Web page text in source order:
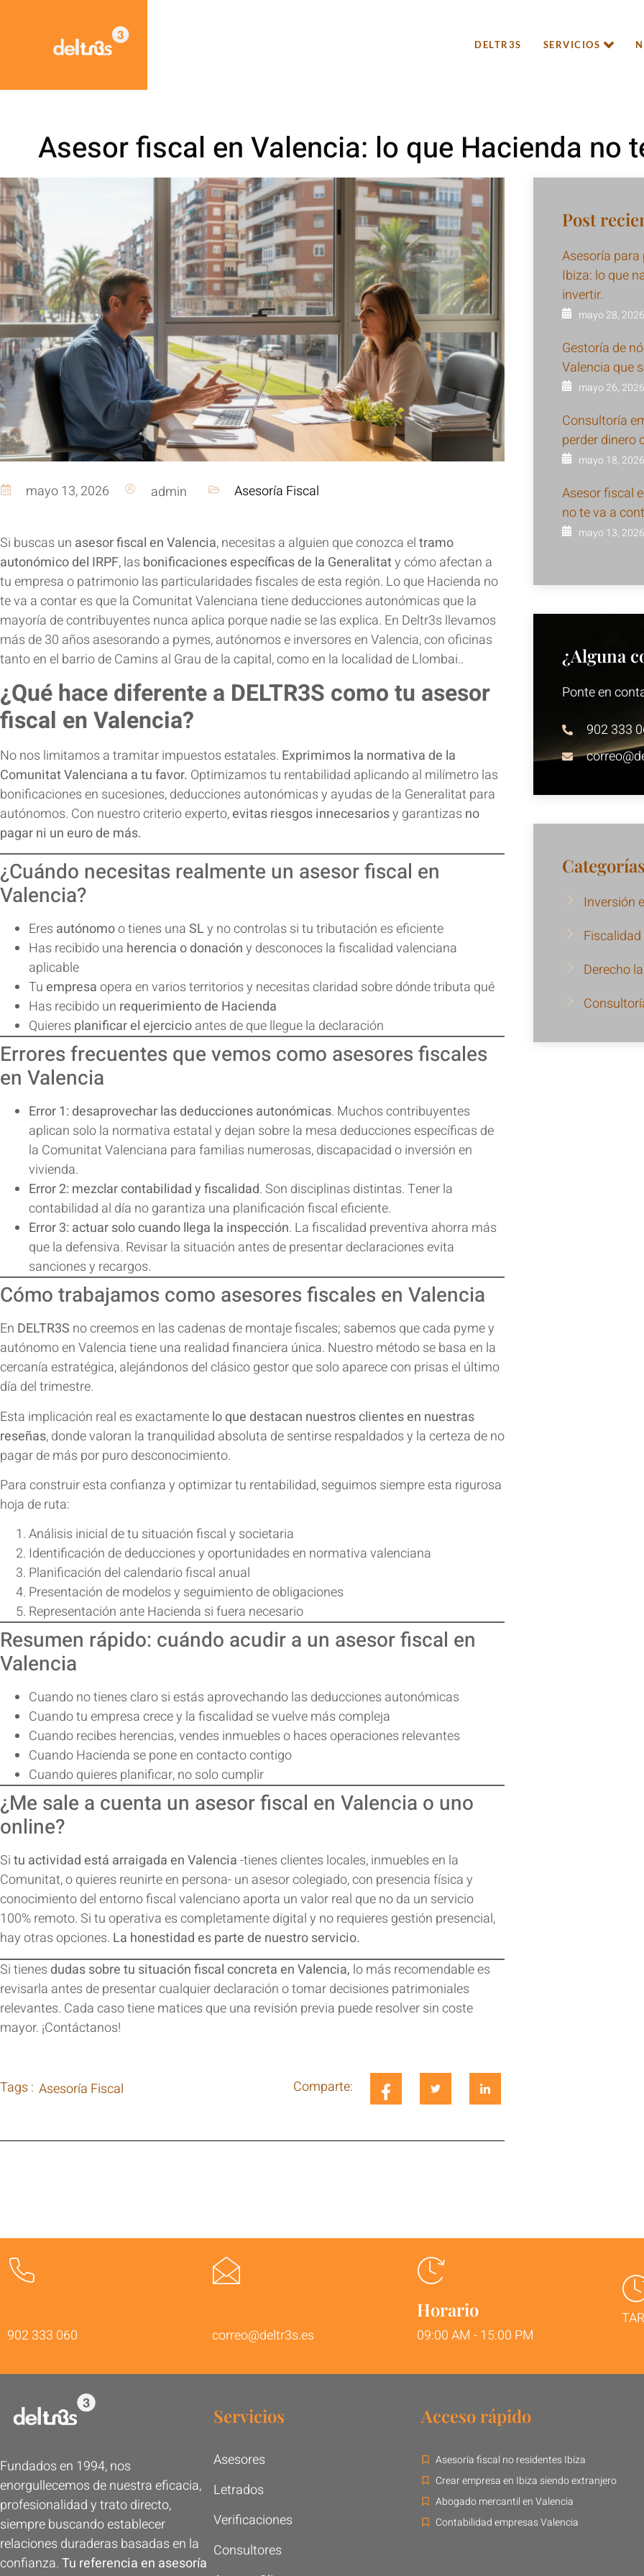
DELTR3S SERVICIOS
Asesor fiscal en Valencia: lo que Hacienda no
mayo 13, 2026 admin Asesoría Fiscal
Si buscas un asesor fiscal en Valencia, necesitas a alguien que conozca eltramo
autonómico del IRPF, lasbonificaciones específicas de la Generalitaty cómo afectan a
tu empresa o patrimonio las particularidades fiscales de esta región. Lo que Hacienda no
te va a contar es que la Comunitat Valenciana tiene deducciones autonómicas que la
mayoría de contribuyentes nunca aplica porque nadie se las explica. En Deltr3s llevamos
más de 30 años asesorando a pymes, autónomos e inversores en Valencia, con oficinas
tanto en el barrio de Camins al Grau de la capital, como en la localidad de Llombai..
¿Qué hace diferente a DELTR3S como tu asesor
fiscal en Valencia?
No nos limitamos a tramitar impuestos estatales. Exprimimos la normativa de la
Comunitat Valenciana a tu favor. Optimizamos tu rentabilidad aplicando al milímetro las
bonificaciones en sucesiones, deducciones autonómicas y ayudas de la Generalitat para
autónomos. Con nuestro criterio experto,evitas riesgos innecesariosy garantizasno
pagar ni un euro de más.
¿Cuándo necesitas realmente un asesor fiscal en
Valencia?
Eresautónomoo tienes unaSLy no controlas si tu tributación es eficiente
Has recibido una herencia o donacióny desconoces la fiscalidad valenciana
aplicable
Tuempresaopera en varios territorios y necesitas claridad sobre dónde tributa qué
Has recibido un requerimiento de Hacienda
Quieresplanificar el ejercicioantes de que llegue la declaración
Errores frecuentes que vemos como asesores fiscales
en Valencia
Error 1: desaprovechar las deducciones autonómicas. Muchos contribuyentes
aplican solo la normativa estatal y dejan sobre la mesa deducciones específicas de
la Comunitat Valenciana para familias numerosas, discapacidad o inversión en
vivienda.
Error 2: mezclar contabilidad y fiscalidad. Son disciplinas distintas. Tener la
contabilidad al día no garantiza una planificación fiscal eficiente.
Error 3: actuar solo cuando llega la inspección. La fiscalidad preventiva ahorra más
que la defensiva. Revisar la situación antes de presentar declaraciones evita
sanciones y recargos.
Cómo trabajamos como asesores fiscales en Valencia
En DELTR3S no creemos en las cadenas de montaje fiscales; sabemos que cada pyme y
autónomo en Valencia tiene una realidad financiera única. Nuestro método se basa en la
cercanía estratégica, alejándonos del clásico gestor que solo aparece con prisas el último
día del trimestre.
Esta implicación real es exactamentelo que destacan nuestros clientes en nuestras
reseñas, donde valoran la tranquilidad absoluta de sentirse respaldados y la certeza de no
pagar de más por puro desconocimiento.
Para construir esta confianza y optimizar tu rentabilidad, seguimos siempre esta rigurosa
hoja de ruta:
Análisis inicial de tu situación fiscal y societaria
Identificación de deducciones y oportunidades en normativa valenciana
Planificación del calendario fiscal anual
Presentación demodelosy seguimiento de obligaciones
Representación ante Hacienda si fuera necesario
Resumen rápido: cuándo acudir a un asesor fiscal en
Valencia
Cuando no tienes claro si estás aprovechando las deducciones autonómicas
Cuando tu empresa crece y la fiscalidad se vuelve más compleja
Cuando recibes herencias, vendes inmuebles o haces operaciones relevantes
Cuando Hacienda se pone en contacto contigo
Cuando quieres planificar, no solo cumplir
¿Me sale a cuenta un asesor fiscal en Valencia o uno
online?
Situ actividad está arraigada en Valencia-tienes clientes locales, inmuebles en la
Comunitat, o quieres reunirte en persona- un asesor colegiado, con presencia física y
conocimiento del entorno fiscal valenciano aporta un valor real que no da un servicio
100% remoto. Si tu operativa es completamente digital y no requieres gestión presencial,
hay otras opciones. La honestidad es parte de nuestro servicio.
Si tienesdudas sobre tu situación fiscal concreta en Valencia, lo más recomendable es
revisarla antes de presentar cualquier declaración o tomar decisiones patrimoniales
relevantes. Cada caso tiene matices que una revisión previa puede resolver sin coste
mayor. ¡Contáctanos!
Tags : Asesoría Fiscal Comparte:
Post
Asesoría
Ibiza: lo que
invertir.
mayo 28, 2026
Gestoría de
Valencia que
mayo 26, 2026
Consultoría
perder dinero
mayo 18, 2026
Asesor fiscal
no te va a
mayo 13, 2026
¿Alguna
Ponte en
902 333
Categorías
Inversión
Derecho
902 333 060 correo@deltr3s.es
Horario
09:00 AM - 15:00 PM
Fundados en 1994, nos
enorgullecemos de nuestra eficacia,
profesionalidad y trato directo,
siempre buscando establecer
relaciones duraderas basadas en la
confianza.Tu referencia en asesoría
Servicios
Asesores
Letrados
Verificaciones
Consultores
Acceso rápido
Asesoría fiscal no residentes Ibiza
Crear empresa en Ibiza siendo extranjero
Abogado mercantil en Valencia
Contabilidad empresas Valencia